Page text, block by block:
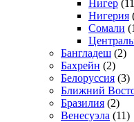
Нигер
Нигерия
Сомали
Бангладеш (2)
Бахрейн (2)
Белоруссия (3)
Ближний
Бразилия (2)
Венесуэла (11)